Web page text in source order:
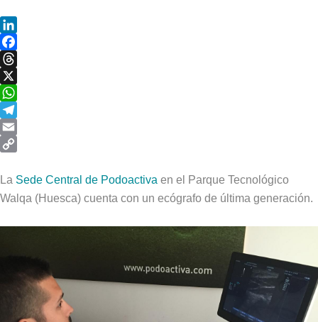
LinkedIn
Facebook
Threads
X
WhatsApp
Telegram
Email
Link
La Sede Central de Podoactiva en el Parque Tecnológico
Walqa (Huesca) cuenta con un ecógrafo de última generación.